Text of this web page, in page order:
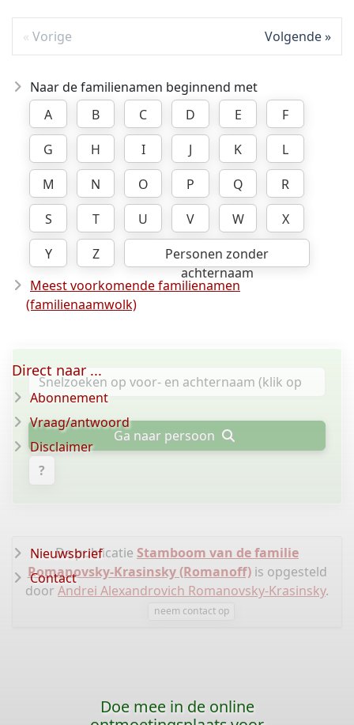
Vorige Volgende
Naar de familienamen beginnend met
A
B C D E
F
G
H I J K
L
M
N O P Q
R
S
T U V W
X
Y
Z
Personen zonder
achternaam
Meest voorkomende familienamen
(familienaamwolk)
Ga naar persoon
?
De publicatie Stamboom van de familie
Romanovsky-Krasinsky (Romanoff)is opgesteld
door Andrei Alexandrovich Romanovsky-Krasinsky.
neem contact op
Direct naar ...
Abonnement
Vraag/antwoord
Disclaimer
Nieuwsbrief
Contact
Doe mee in de online